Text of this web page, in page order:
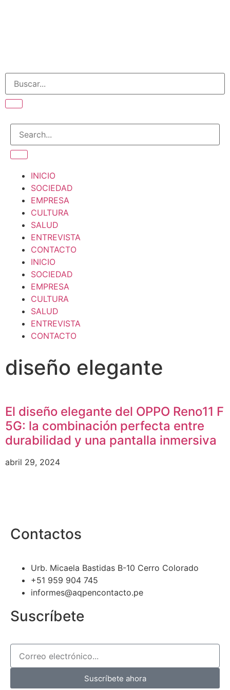
INICIO
SOCIEDAD
EMPRESA
CULTURA
SALUD
ENTREVISTA
CONTACTO
INICIO
SOCIEDAD
EMPRESA
CULTURA
SALUD
ENTREVISTA
CONTACTO
diseño elegante
El diseño elegante del OPPO Reno11 F
5G: la combinación perfecta entre
durabilidad y una pantalla inmersiva
abril 29, 2024
Contactos
Urb. Micaela Bastidas B-10 Cerro Colorado
+51 959 904 745
informes@aqpencontacto.pe
Suscríbete
Suscríbete ahora